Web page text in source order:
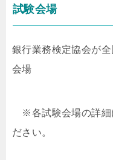
試験会場
銀行業務検定協会が全
会場
※各試験会場の詳細
ださい。